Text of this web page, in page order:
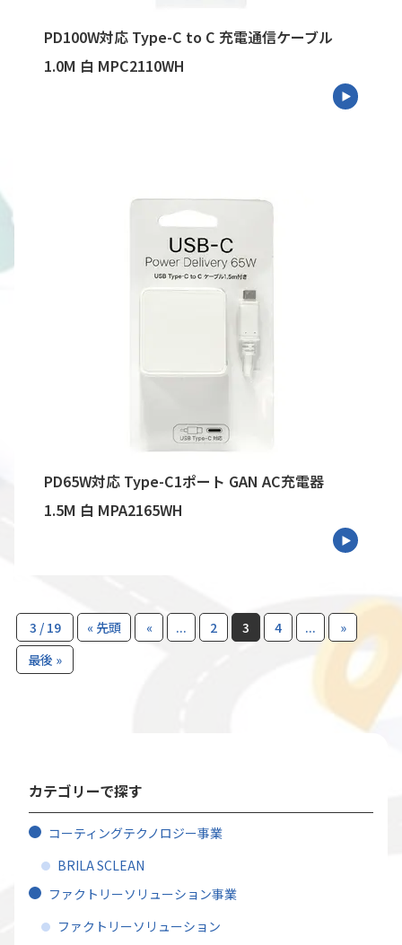
PD100W対応 Type-C to C 充電通信ケーブル
1.0M 白 MPC2110WH
PD65W対応 Type-C1ポート GAN AC充電器
1.5M 白 MPA2165WH
3 / 19 « 先頭 « ... 2 3 4 ...
»
最後 »
カテゴリーで探す
コーティングテクノロジー事業
BRILA SCLEAN
ファクトリーソリューション事業
ファクトリーソリューション